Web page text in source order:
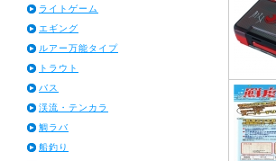
ライトゲーム
エギング
ルアー万能タイプ
トラウト
バス
渓流・テンカラ
鯛ラバ
船釣り